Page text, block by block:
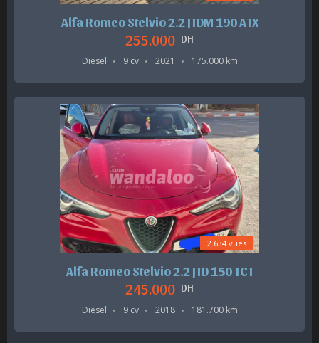
Alfa Romeo Stelvio 2.2 JTDM 190 ATX
255.000 DH
Diesel 9 cv 2021 175.000 km
2.634 vues
Alfa Romeo Stelvio 2.2 JTD 150 TCT
245.000 DH
Diesel 9 cv 2018 181.700 km